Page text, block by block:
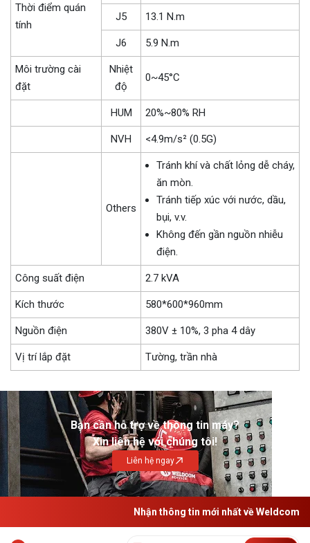
Thời điểm quán
tính
J5 13.1 N.m
J6 5.9 N.m
Môi trường cài
đặt
Nhiệt
độ
0~45°C
HUM 20%~80% RH
NVH <4.9m/s² (0.5G)
Others
Tránh khí và chất lỏng dễ cháy,
ăn mòn.
Tránh tiếp xúc với nước, dầu,
bụi, v.v.
Không đến gần nguồn nhiễu
điện.
Công suất điện 2.7 kVA
Kích thước 580*600*960mm
Nguồn điện 380V ± 10%, 3 pha 4 dây
Vị trí lắp đặt Tường, trần nhà
Bạn cần hỗ trợ về thông tin máy?
Xin liên hệ với chúng tôi!
Liên hệ ngay
Nhận thông tin mới nhất về Weldcom